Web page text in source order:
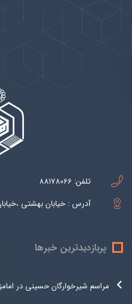
تلفن: 88178066
آدرس : خیابان بهشتی ،خیابان
پربازدیدترین خبرها
مراسم شیرخوارگان حسینی در